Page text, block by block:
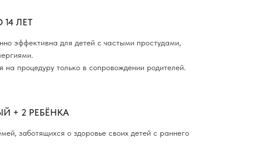
ЛЕТ
эффективна для детей с частыми простудами,
процедуру только в сопровождении родителей.
+ 2 РЕБЁНКА
заботящихся о здоровье своих детей с раннего